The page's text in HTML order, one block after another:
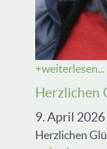
+weiterlesen...
Herzlichen
9. April 2026
Herzlichen